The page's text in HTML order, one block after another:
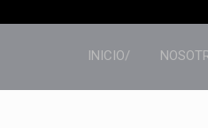
INICIO/